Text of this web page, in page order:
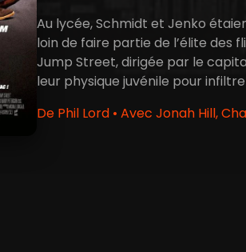
Au lycée, Schmidt et Jenko
loin de faire partie de l’élite des
Jump Street, dirigée par le
leur physique juvénile pour
De Phil Lord • Avec Jonah Hill,